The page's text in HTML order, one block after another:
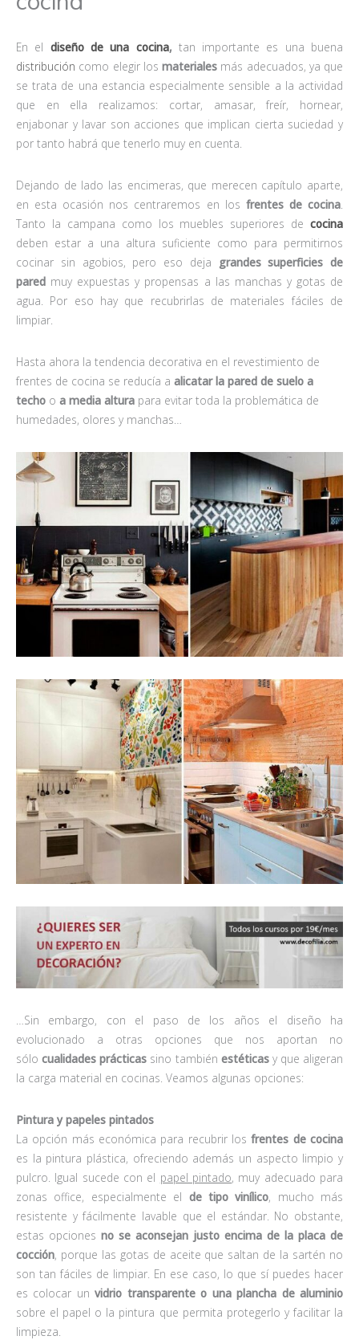
En el diseño de una cocina, tan importante es una buena
distribución como elegir los materiales más adecuados, ya que
se trata de una estancia especialmente sensible a la actividad
que en ella realizamos: cortar, amasar, freír, hornear,
enjabonar y lavar son acciones que implican cierta suciedad y
por tanto habrá que tenerlo muy en cuenta.
Dejando de lado las encimeras, que merecen capítulo aparte,
en esta ocasión nos centraremos en los frentes de cocina
Tanto la campana como los muebles superiores de cocina
deben estar a una altura suficiente como para permitirnos
cocinar sin agobios, pero eso deja grandes superficies de
pared muy expuestas y propensas a las manchas y gotas de
agua. Por eso hay que recubrirlas de materiales fáciles de
limpiar.
Hasta ahora la tendencia decorativa en el revestimiento de
frentes de cocina se reducía a alicatar la pared de suelo a
techo o a media altura para evitar toda la problemática de
humedades, olores y manchas…
…Sin embargo, con el paso de los años el diseño ha
evolucionado a otras opciones que nos aportan no
sólocualidades prácticas sino también estéticasy que aligeran
la carga material en cocinas. Veamos algunas opciones:
Pintura y papeles pintados
La opción más económica para recubrir losfrentes de cocina
es la pintura plástica, ofreciendo además un aspecto limpio y
pulcro. Igual sucede con el papel pintado, muy adecuado para
zonas office, especialmente el de tipo vinílico, mucho más
resistente y fácilmente lavable que el estándar. No obstante,
estas opciones no se aconsejan justo encima de la placa de
cocción, porque las gotas de aceite que saltan de la sartén no
son tan fáciles de limpiar. En ese caso, lo que sí puedes hacer
es colocar unvidrio transparente o una plancha de aluminio
sobre el papel o la pintura que permita protegerlo y facilitar la
limpieza.